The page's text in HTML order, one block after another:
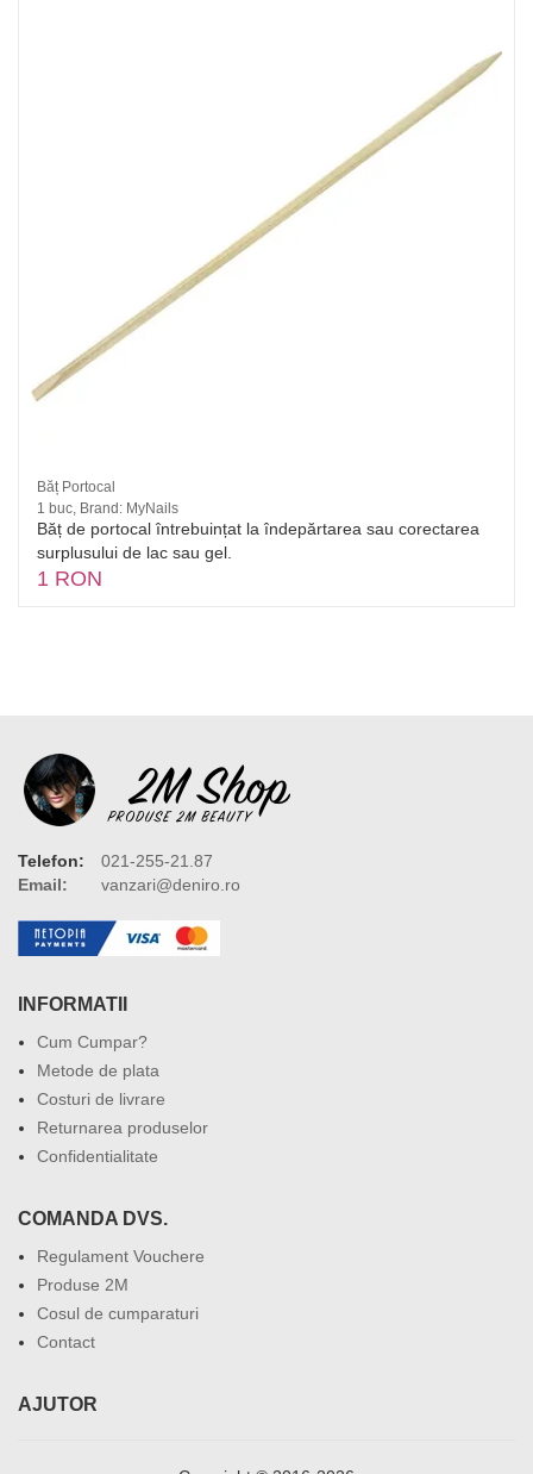
Băț Portocal
1 buc, Brand: MyNails
Băț de portocal întrebuințat la îndepărtarea sau corectarea
surplusului de lac sau gel.
1 RON
Telefon:
021-255-21.87
Email:
vanzari@deniro.ro
INFORMATII
Cum Cumpar?
Metode de plata
Costuri de livrare
Returnarea produselor
Confidentialitate
COMANDA DVS.
Regulament Vouchere
Produse 2M
Cosul de cumparaturi
Contact
AJUTOR